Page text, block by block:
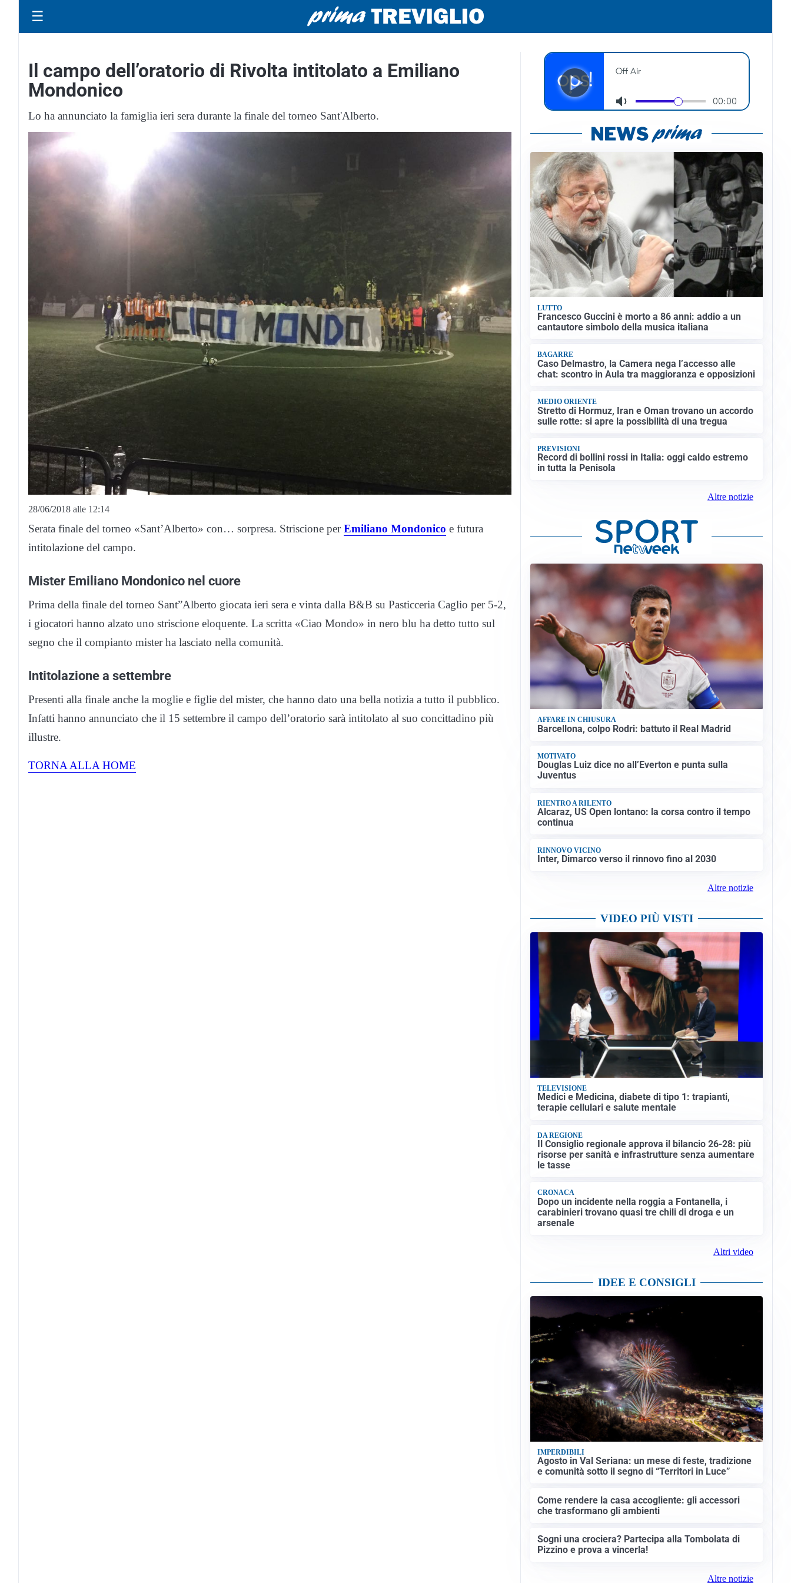
☰
Il campo dell’oratorio di Rivolta intitolato a Emiliano
Mondonico
Lo ha annunciato la famiglia ieri sera durante la finale del torneo Sant'Alberto.
28/06/2018 alle 12:14
Serata finale del torneo «Sant’Alberto» con… sorpresa. Striscione perEmiliano Mondonico e futura
intitolazione del campo.
Mister Emiliano Mondonico nel cuore
Prima della finale del torneo Sant”Alberto giocata ieri sera e vinta dalla B&B su Pasticceria Caglio per 5-2,
i giocatori hanno alzato uno striscione eloquente. La scritta «Ciao Mondo» in nero blu ha detto tutto sul
segno che il compianto mister ha lasciato nella comunità.
Intitolazione a settembre
Presenti alla finale anche la moglie e figlie del mister, che hanno dato una bella notizia a tutto il pubblico.
Infatti hanno annunciato che il 15 settembre il campo dell’oratorio sarà intitolato al suo concittadino più
illustre.
TORNA ALLA HOME
LUTTO
Francesco Guccini è morto a 86 anni: addio a un
cantautore simbolo della musica italiana
BAGARRE
Caso Delmastro, la Camera nega l’accesso alle
chat: scontro in Aula tra maggioranza e opposizioni
MEDIO ORIENTE
Stretto di Hormuz, Iran e Oman trovano un accordo
sulle rotte: si apre la possibilità di una tregua
PREVISIONI
Record di bollini rossi in Italia: oggi caldo estremo
in tutta la Penisola
Altre notizie
AFFARE IN CHIUSURA
Barcellona, colpo Rodri: battuto il Real Madrid
MOTIVATO
Douglas Luiz dice no all’Everton e punta sulla
Juventus
RIENTRO A RILENTO
Alcaraz, US Open lontano: la corsa contro il tempo
continua
RINNOVO VICINO
Inter, Dimarco verso il rinnovo fino al 2030
Altre notizie
VIDEO PIÙ VISTI
TELEVISIONE
Medici e Medicina, diabete di tipo 1: trapianti,
terapie cellulari e salute mentale
DA REGIONE
Il Consiglio regionale approva il bilancio 26-28: più
risorse per sanità e infrastrutture senza aumentare
le tasse
CRONACA
Dopo un incidente nella roggia a Fontanella, i
carabinieri trovano quasi tre chili di droga e un
arsenale
Altri video
IDEE E CONSIGLI
IMPERDIBILI
Agosto in Val Seriana: un mese di feste, tradizione
e comunità sotto il segno di “Territori in Luce”
Come rendere la casa accogliente: gli accessori
che trasformano gli ambienti
Sogni una crociera? Partecipa alla Tombolata di
Pizzino e prova a vincerla!
Altre notizie